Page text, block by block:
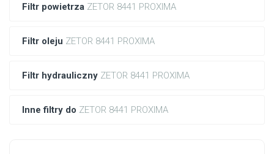
Filtr powietrza ZETOR 8441 PROXIMA
Filtr oleju ZETOR 8441 PROXIMA
Filtr hydrauliczny ZETOR 8441 PROXIMA
Inne filtry do ZETOR 8441 PROXIMA